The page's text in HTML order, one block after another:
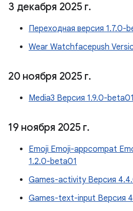
3 декабря 2025 г.
Переходная версия 1.7.0-
Wear Watchfacepush
20 ноября 2025 г.
Media3 Версия 1.9.0-beta01
19 ноября 2025 г.
Emoji Emoji-appcompat
1.2.0-beta01
Games-activity Версия
Games-text-input Версия